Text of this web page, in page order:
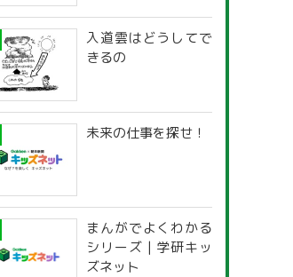
入道雲はどうしてで
きるの
未来の仕事を探せ！
まんがでよくわかる
シリーズ | 学研キッ
ズネット